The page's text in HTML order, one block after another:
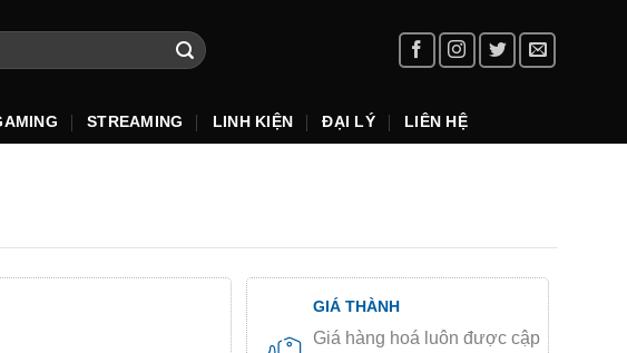
STREAMING LINH KIỆN ĐẠI LÝ LIÊN HỆ
GIÁ THÀNH
Giá hàng hoá luôn được cập